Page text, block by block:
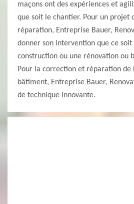
maçons ont des expériences et
que soit le chantier. Pour un projet
réparation, Entreprise Bauer,
donner son intervention que ce
construction ou une rénovation ou
Pour la correction et réparation
bâtiment, Entreprise Bauer,
de technique innovante.